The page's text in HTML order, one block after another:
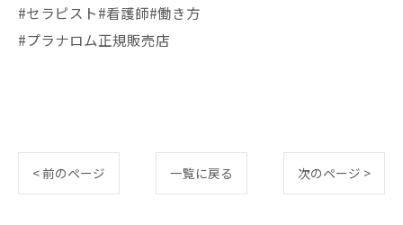
#セラピスト#看護師#働き方
#プラナロム正規販売店
< 前のページ 一覧に戻る 次のページ >